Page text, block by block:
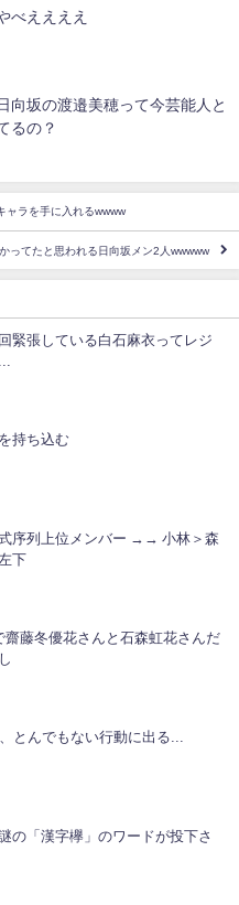
べええええ
向坂の渡邉美穂って今芸能人と
るの？
ャラを手に入れるwwww
ってたと思われる日向坂メン2人wwwww
緊張している白石麻衣ってレジ
持ち込む
序列上位メンバー →→ 小林＞森
下
齋藤冬優花さんと石森虹花さんだ
とんでもない行動に出る...
の「漢字欅」のワードが投下さ